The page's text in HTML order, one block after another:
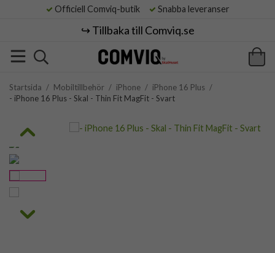
Officiell Comviq-butik Snabba leveranser
↪️ Tillbaka till Comviq.se
Startsida / Mobiltillbehör / iPhone / iPhone 16 Plus /
- iPhone 16 Plus - Skal - Thin Fit MagFit - Svart